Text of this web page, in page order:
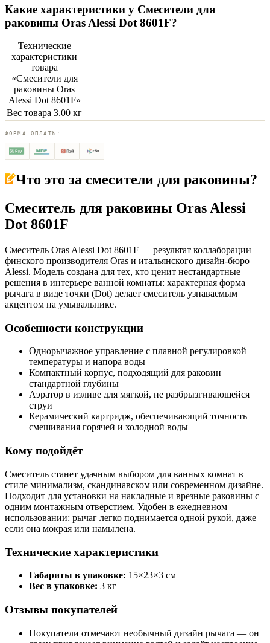
Какие характеристики у Смесители для
раковины Oras Alessi Dot 8601F?
Технические
характеристики
товара
«Смесители для
раковины Oras
Alessi Dot 8601F»
Вес товара 3.00 кг
ФОРМА ОПЛАТЫ:
Что это за смесители для раковины?
Смеситель для раковины Oras Alessi
Dot 8601F
Смеситель Oras Alessi Dot 8601F — результат коллаборации
финского производителя Oras и итальянского дизайн-бюро
Alessi. Модель создана для тех, кто ценит нестандартные
решения в интерьере ванной комнаты: характерная форма
рычага в виде точки (Dot) делает смеситель узнаваемым
акцентом на умывальнике.
Особенности конструкции
Однорычажное управление с плавной регулировкой
температуры и напора воды
Компактный корпус, подходящий для раковин
стандартной глубины
Аэратор в изливе для мягкой, не разбрызгивающейся
струи
Керамический картридж, обеспечивающий точность
смешивания горячей и холодной воды
Кому подойдёт
Смеситель станет удачным выбором для ванных комнат в
стиле минимализм, скандинавском или современном дизайне.
Подходит для установки на накладные и врезные раковины с
одним монтажным отверстием. Удобен в ежедневном
использовании: рычаг легко поднимается одной рукой, даже
если она мокрая или намылена.
Технические характеристики
Габариты в упаковке: 15×23×3 см
Вес в упаковке: 3 кг
Отзывы покупателей
Покупатели отмечают необычный дизайн рычага — он